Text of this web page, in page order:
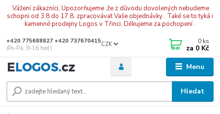
.Vážení zákazníci, Upozorňujeme ,že z důvodu dovolených nebudeme
schopni od 3.8 do 17.8. zpracovávat Vaše objednávky . Také se to tyká i
kamenné prodejny Logos v Třinci. Děkujeme za pochopení .
Menu
CZK
Hledat
+420 775688827 +420 737670415
(Po-Pá, 9-16 hod.)
0 ks
za 0 Kč